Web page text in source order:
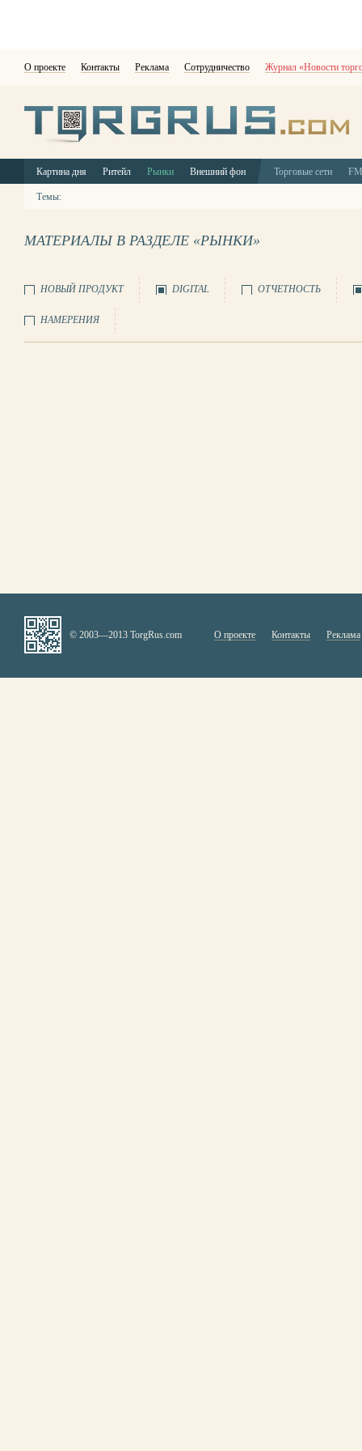
О проекте Контакты Реклама Сотрудничество Журнал «Новости
Картина дня Ритейл Рынки Внешний фон Торговые сети
Темы:
МАТЕРИАЛЫ В РАЗДЕЛЕ «РЫНКИ»
НОВЫЙ ПРОДУКТ DIGITAL ОТЧЕТНОСТЬ
НАМЕРЕНИЯ
© 2003—2013 TorgRus.com О проекте Контакты Реклама